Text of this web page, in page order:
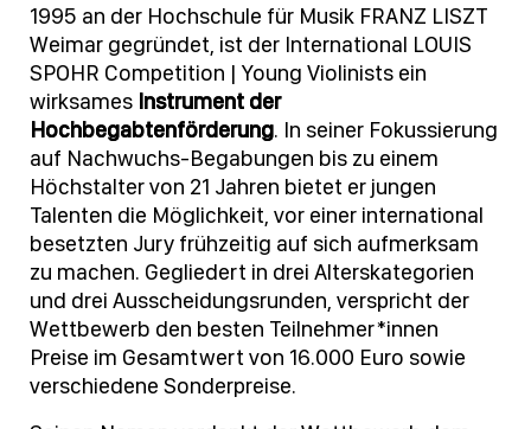
1995 an der Hochschule für Musik FRANZ LISZT
Weimar gegründet, ist der International LOUIS
SPOHR Competition | Young Violinists ein
wirksames Instrument der
Hochbegabtenförderung. In seiner Fokussierung
auf Nachwuchs-Begabungen bis zu einem
Höchstalter von 21 Jahren bietet er jungen
Talenten die Möglichkeit, vor einer international
besetzten Jury frühzeitig auf sich aufmerksam
zu machen. Gegliedert in drei Alterskategorien
und drei Ausscheidungsrunden, verspricht der
Wettbewerb den besten Teilnehmer*innen
Preise im Gesamtwert von 16.000 Euro sowie
verschiedene Sonderpreise.